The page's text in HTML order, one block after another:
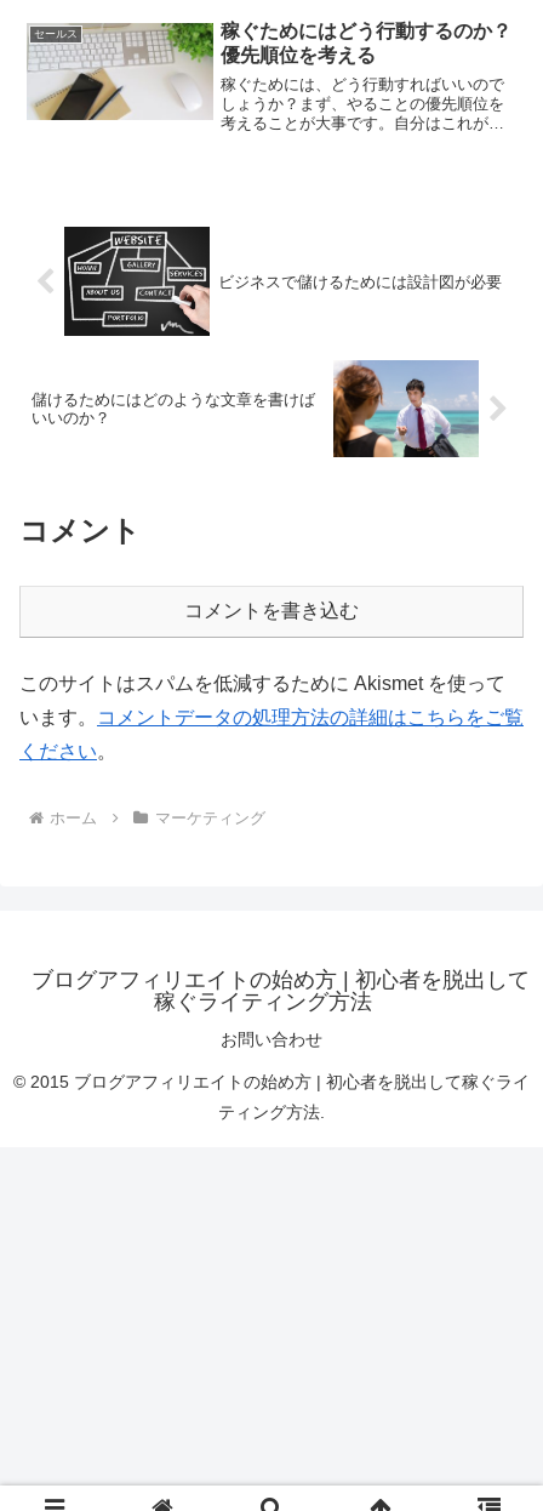
リー・ハルバートの答えは違います。そ
の答えは、この本の62ペ...
セールス
稼ぐためにはどう行動するのか？
優先順位を考える
稼ぐためには、どう行動すればいいので
しょうか？まず、やることの優先順位を
考えることが大事です。自分はこれがで
ビジネスで儲けるためには設計図が必要
儲けるためにはどのような文章を書けば
いいのか？
コメント
コメントを書き込む
このサイトはスパムを低減するために Akismet を使って
います。
コメントデータの処理方法の詳細はこちらをご覧
ください。
ホーム マーケティング
ブログアフィリエイトの始め方 | 初心者を脱出して
稼ぐライティング方法
お問い合わせ
© 2015 ブログアフィリエイトの始め方 | 初心者を脱出して稼ぐライ
ティング方法.